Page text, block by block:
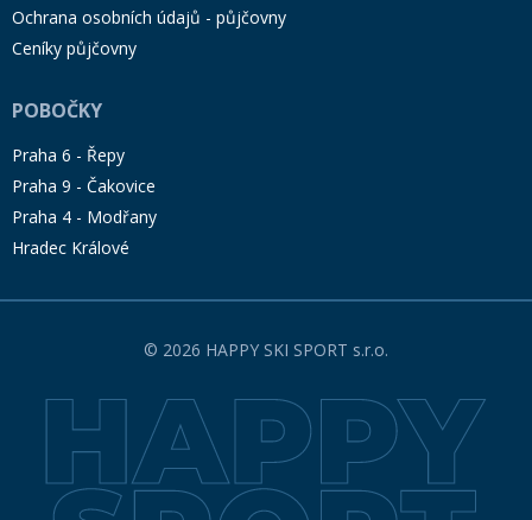
Ochrana osobních údajů - půjčovny
Ceníky půjčovny
POBOČKY
Praha 6 - Řepy
Praha 9 - Čakovice
Praha 4 - Modřany
Hradec Králové
© 2026 HAPPY SKI SPORT s.r.o.